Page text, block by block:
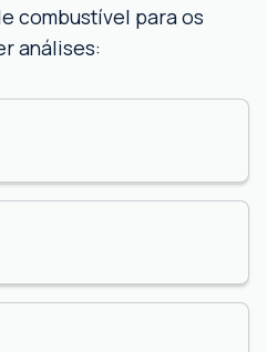
combustível para os
análises: